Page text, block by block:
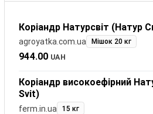
Коріандр Натурсвіт (Натур
agroyatka.com.ua Мішок 20 кг
944.00 UAH
Коріандр високоефірний
Svit)
ferm.in.ua 15 кг